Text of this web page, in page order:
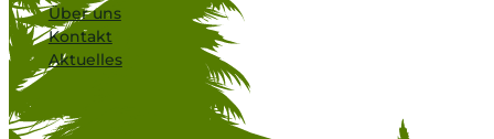
Über uns
Kontakt
Aktuelles